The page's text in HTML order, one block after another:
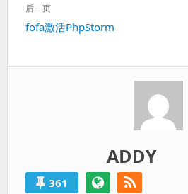
是
航
后一页
下
fofa激活PhpStorm
ADDY
361